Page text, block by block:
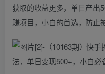
获取的收益更多，单日产出
赚项目，小白的首选，防止